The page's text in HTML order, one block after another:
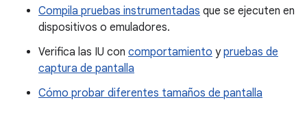
Compila pruebas instrumentadas que se ejecuten en
dispositivos o emuladores.
Verifica las IU con comportamiento ypruebas de
captura de pantalla
Cómo probar diferentes tamaños de pantalla